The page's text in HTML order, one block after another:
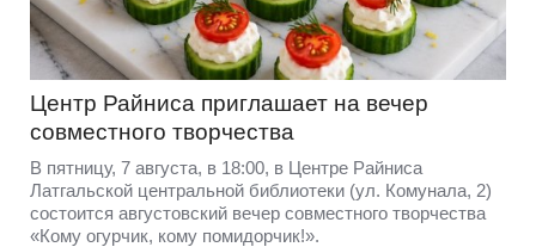
Центр Райниса приглашает на вечер
совместного творчества
В пятницу, 7 августа, в 18:00, в Центре Райниса
Латгальской центральной библиотеки (ул. Комунала, 2)
состоится августовский вечер совместного творчества
«Кому огурчик, кому помидорчик!».